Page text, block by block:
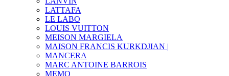
LATTAFA
LE LABO
LOUIS VUITTON
MEISON MARGIELA
MAISON FRANCIS KURKDJIAN |
MANCERA
MARC ANTOINE BARROIS
MEMO